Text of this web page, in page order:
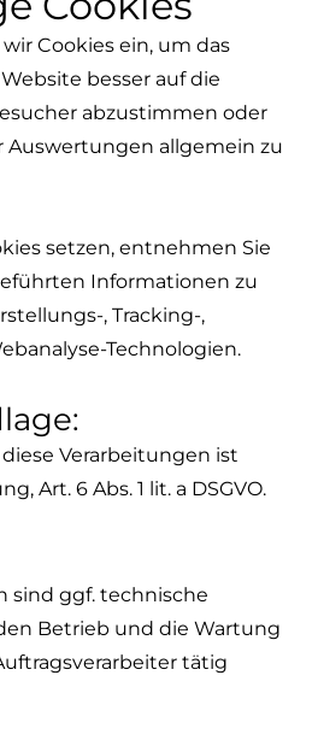
Cookies ein, um das
besser auf die
abzustimmen oder
Auswertungen allgemein zu
setzen, entnehmen Sie
Informationen zu
, Tracking-,
Technologien.
Verarbeitungen ist
Art. 6 Abs. 1 lit. a DSGVO.
sind ggf. technische
Betrieb und die Wartung
tätig